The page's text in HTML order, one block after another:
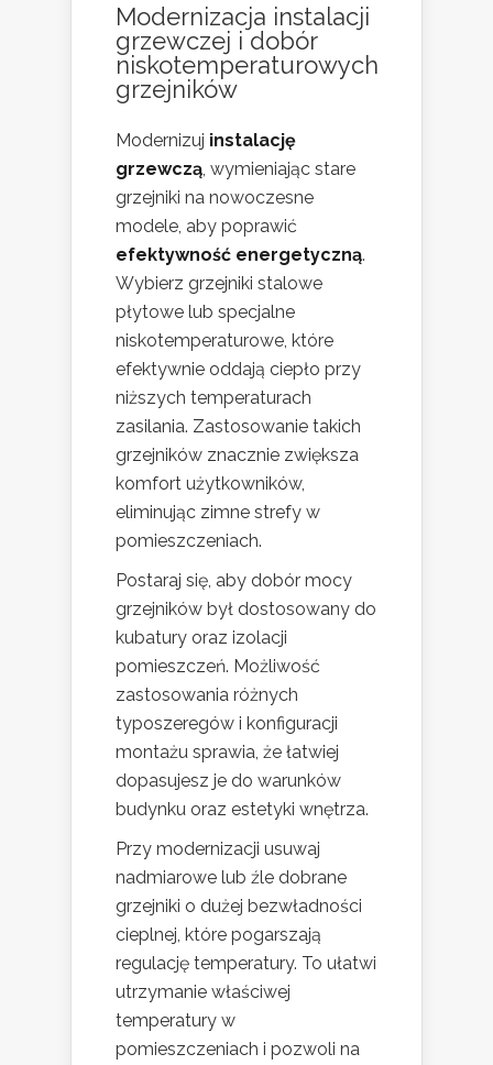
Modernizacja instalacji
grzewczej i dobór
niskotemperaturowych
grzejników
Modernizuj instalację
grzewczą , wymieniając stare
grzejniki na nowoczesne
modele, aby poprawić
efektywność energetyczną.
Wybierz grzejniki stalowe
płytowe lub specjalne
niskotemperaturowe, które
efektywnie oddają ciepło przy
niższych temperaturach
zasilania. Zastosowanie takich
grzejników znacznie zwiększa
komfort użytkowników,
eliminując zimne strefy w
pomieszczeniach.
Postaraj się, aby dobór mocy
grzejników był dostosowany do
kubatury oraz izolacji
pomieszczeń. Możliwość
zastosowania różnych
typoszeregów i konfiguracji
montażu sprawia, że łatwiej
dopasujesz je do warunków
budynku oraz estetyki wnętrza.
Przy modernizacji usuwaj
nadmiarowe lub źle dobrane
grzejniki o dużej bezwładności
cieplnej, które pogarszają
regulację temperatury. To ułatwi
utrzymanie właściwej
temperatury w
pomieszczeniach i pozwoli na